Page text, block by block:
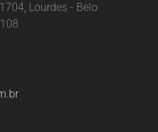
Lourdes - Belo